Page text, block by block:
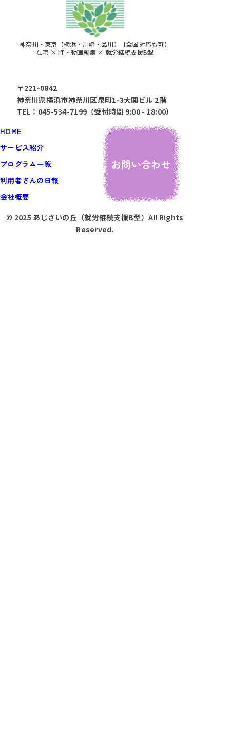
神奈川・東京（横浜・川崎・品川）【全国対応も可】
在宅 × IT・動画編集 × 就労継続支援B型
〒221-0842
神奈川県横浜市神奈川区泉町1-3大関ビル 2階
TEL：045-534-7199（受付時間 9:00 - 18:00）
HOME
サービス紹介
プログラム一覧
利用者さんの日報
会社概要
お問い合わせ
© 2025 あじさいの丘（就労継続支援B型）All Rights
Reserved.